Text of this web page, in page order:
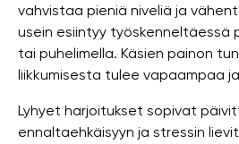
vahvistaa pieniä niveliä ja
usein esiintyy työskenneltäessä
tai puhelimella. Käsien painon
liikkumisesta tulee vapaampaa
Lyhyet harjoitukset sopivat
ennaltaehkäisyyn ja stressin